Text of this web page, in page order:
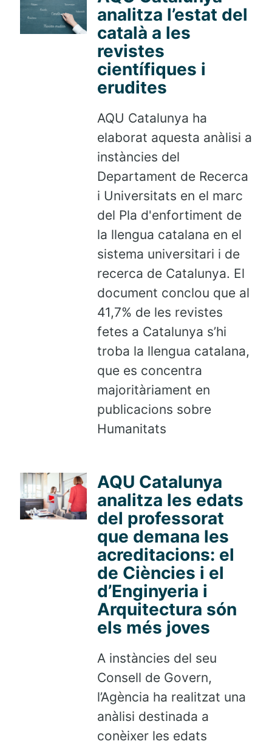
analitza l’estat del
català a les
revistes
científiques i
erudites
AQU Catalunya ha
elaborat aquesta anàlisi a
instàncies del
Departament de Recerca
i Universitats en el marc
del Pla d'enfortiment de
la llengua catalana en el
sistema universitari i de
recerca de Catalunya. El
document conclou que al
41,7% de les revistes
fetes a Catalunya s’hi
troba la llengua catalana,
que es concentra
majoritàriament en
publicacions sobre
Humanitats
AQU Catalunya
analitza les edats
del professorat
que demana les
acreditacions: el
de Ciències i el
d’Enginyeria i
Arquitectura són
els més joves
A instàncies del seu
Consell de Govern,
l’Agència ha realitzat una
anàlisi destinada a
conèixer les edats